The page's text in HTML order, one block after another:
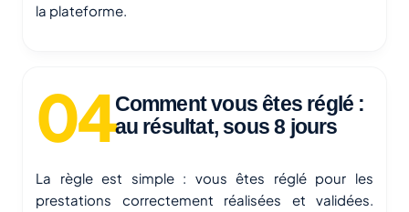
la plateforme.
Comment vous êtes réglé :
au résultat, sous 8 jours
La règle est simple : vous êtes réglé pour les
prestations correctement réalisées et validées.